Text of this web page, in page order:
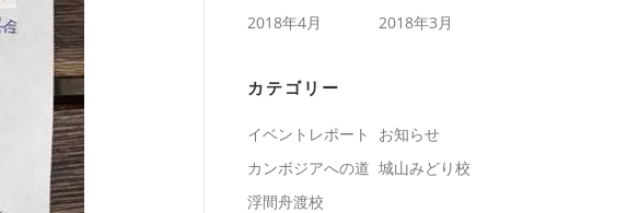
2018年4月
2018年3月
カテゴリー
イベントレポート
お知らせ
カンボジアへの道 城山みどり校
浮間舟渡校